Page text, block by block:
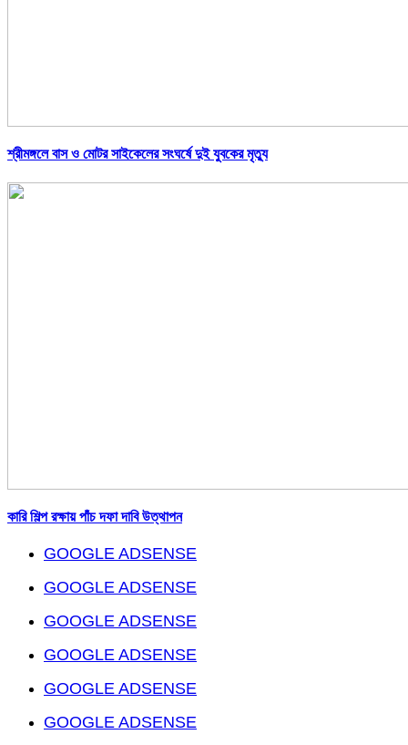
শ্রীমঙ্গলে বাস ও মোটর সাইকেলের সংঘর্ষে দুই যুবকের মৃত্যু
কারি শিল্প রক্ষায় পাঁচ দফা দাবি উত্থাপন
GOOGLE ADSENSE
GOOGLE ADSENSE
GOOGLE ADSENSE
GOOGLE ADSENSE
GOOGLE ADSENSE
GOOGLE ADSENSE